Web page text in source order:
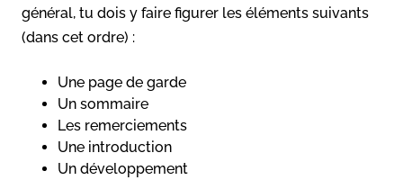
général, tu dois y faire figurer les éléments suivants
(dans cet ordre) :
Une page de garde
Un sommaire
Les remerciements
Une introduction
Un développement